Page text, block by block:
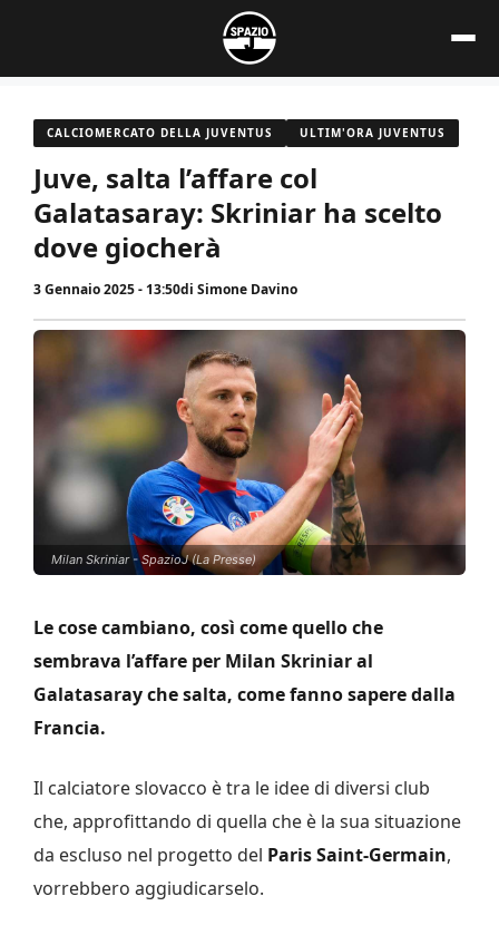
contenuto
CALCIOMERCATO DELLA JUVENTUS ULTIM'ORA JUVENTUS
Juve, salta l’affare col
Galatasaray: Skriniar ha scelto
dove giocherà
3 Gennaio 2025 - 13:50di Simone Davino
Milan Skriniar - SpazioJ (La Presse)
Le cose cambiano, così come quello che
sembrava l’affare per Milan Skriniar al
Galatasaray che salta, come fanno sapere dalla
Francia.
Il calciatore slovacco è tra le idee di diversi club
che, approfittando di quella che è la sua situazione
da escluso nel progetto del Paris Saint-Germain,
vorrebbero aggiudicarselo.